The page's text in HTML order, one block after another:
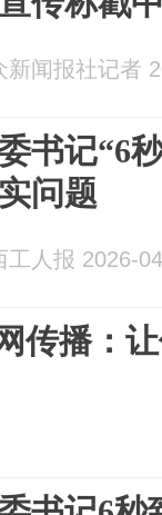
新闻报社记者
书记“6
问题
工人报 2026-
传播：